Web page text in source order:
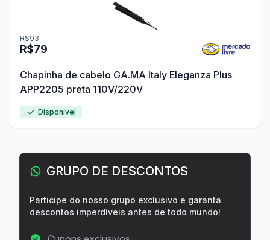
R$79
R$93
Chapinha de cabelo GA.MA Italy Eleganza Plus
APP2205 preta 110V/220V
Disponível
GRUPO DE DESCONTOS
Participe do nosso grupo exclusivo e garanta
descontos imperdíveis antes de todo mundo!